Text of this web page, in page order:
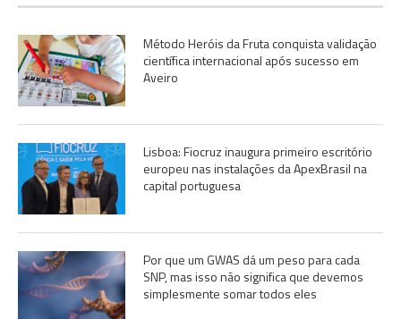
Método Heróis da Fruta conquista validação
científica internacional após sucesso em
Aveiro
Lisboa: Fiocruz inaugura primeiro escritório
europeu nas instalações da ApexBrasil na
capital portuguesa
Por que um GWAS dá um peso para cada
SNP, mas isso não significa que devemos
simplesmente somar todos eles